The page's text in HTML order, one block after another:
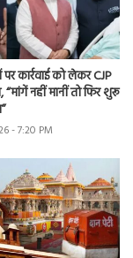
पर कार्रवाई को लेकर CJP
नहीं मानीं तो फिर शुरू
- 7:20 PM